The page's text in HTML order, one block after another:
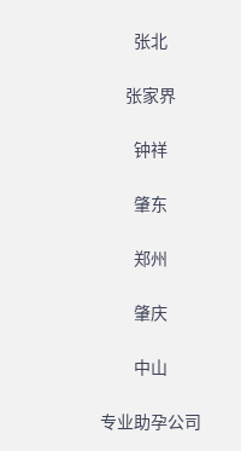
张北
张家界
钟祥
肇东
郑州
肇庆
中山
专业助孕公司